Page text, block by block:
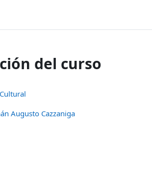
del curso
Augusto Cazzaniga